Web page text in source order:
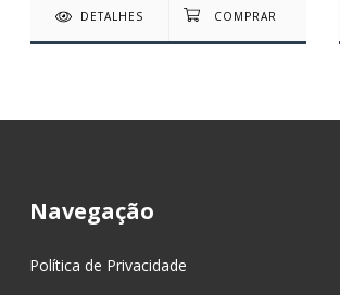
DETALHES
Navegação
Política de Privacidade